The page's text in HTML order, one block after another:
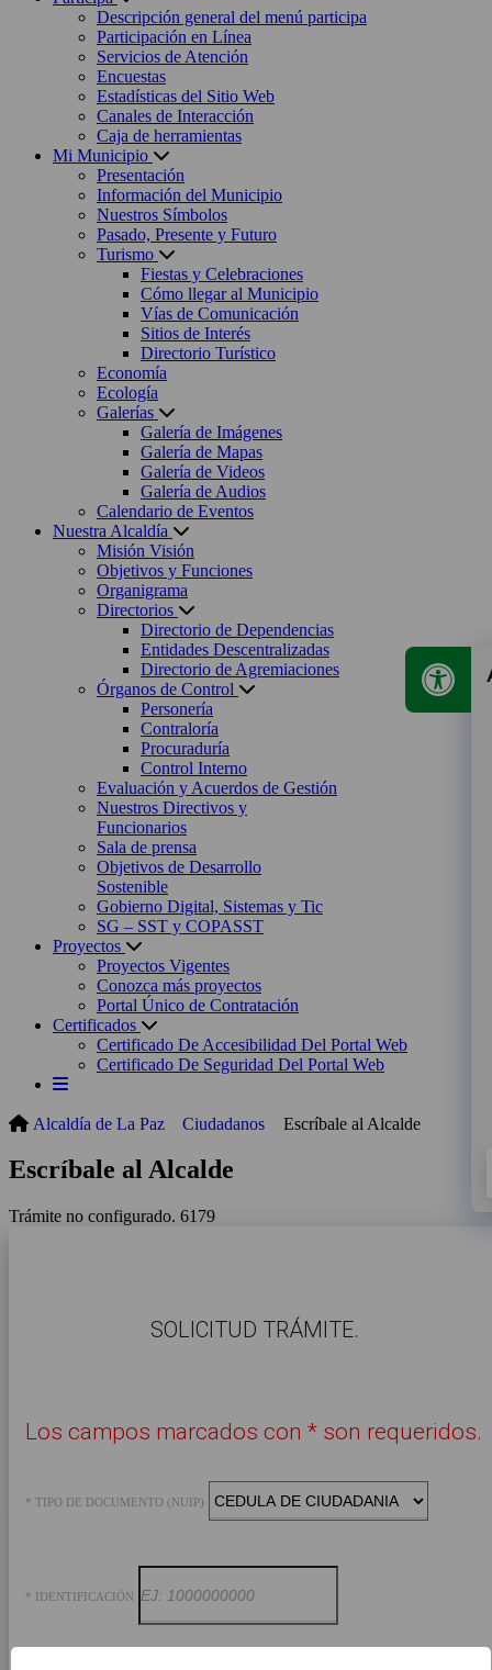
Descripción general del menú participa
Participación en Línea
Servicios de Atención
Encuestas
Estadísticas del Sitio Web
Canales de Interacción
Caja de herramientas
Mi Municipio
Presentación
Información del Municipio
Nuestros Símbolos
Pasado, Presente y Futuro
Turismo
Fiestas y Celebraciones
Cómo llegar al Municipio
Vías de Comunicación
Sitios de Interés
Directorio Turístico
Economía
Ecología
Galerías
Galería de Imágenes
Galería de Mapas
Galería de Videos
Galería de Audios
Calendario de Eventos
Nuestra Alcaldía
Misión Visión
Objetivos y Funciones
Organigrama
Directorios
Directorio de Dependencias
Entidades Descentralizadas
Directorio de Agremiaciones
Órganos de Control
Personería
Contraloría
Procuraduría
Control Interno
Evaluación y Acuerdos de Gestión
Nuestros Directivos y
Funcionarios
Sala de prensa
Objetivos de Desarrollo
Sostenible
Gobierno Digital, Sistemas y Tic
SG – SST y COPASST
Proyectos
Proyectos Vigentes
Conozca más proyectos
Portal Único de Contratación
Certificados
Certificado De Accesibilidad Del Portal Web
Certificado De Seguridad Del Portal Web
Alcaldía de La Paz Ciudadanos Escríbale al Alcalde
Escríbale al Alcalde
Trámite no configurado. 6179
​SOLICITUD TRÁMITE.
Los campos marcados con * son requeridos.
* TIPO DE DOCUMENTO (NUIP)
* IDENTIFICACIÓN